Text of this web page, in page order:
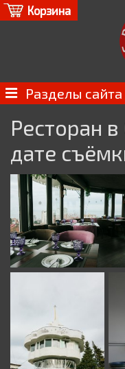
Корзина
Разделы сайта
Ресторан
дате